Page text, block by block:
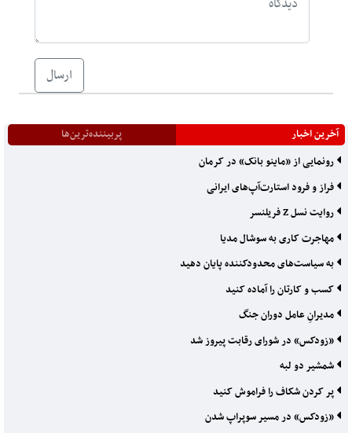
ارسال
آخرین اخبار
پربیننده‌ترین‌ها
رونمایی از «ماینو بانک» در کرمان
فراز و فرود استارت‌آپ‌های ایرانی
روایت نسل Z فریلنسر
مهاجرت کاری به سوشال مدیا
به سیاست‌های محدودکننده‌ پایان دهید
کسب و کارتان را آماده کنید
مدیرانِ عامل دوران جنگ
«زودکس» در شورای رقابت پیروز شد
شمشیر دو لبه
پر کردن شکاف را فراموش کنید
«زودکس» در مسیر سوپراپ شدن